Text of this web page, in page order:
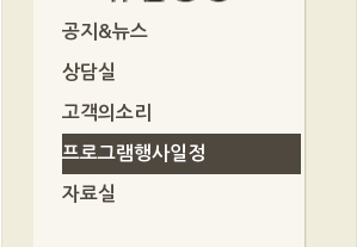
공지&뉴스
상담실
고객의소리
프로그램행사일정
자료실